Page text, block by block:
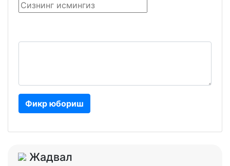
Фикр юбориш
Жадвал